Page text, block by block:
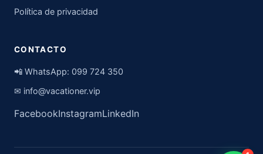
Política de privacidad
CONTACTO
📲 WhatsApp: 099 724 350
✉ info@vacationer.vip
FacebookInstagramLinkedIn